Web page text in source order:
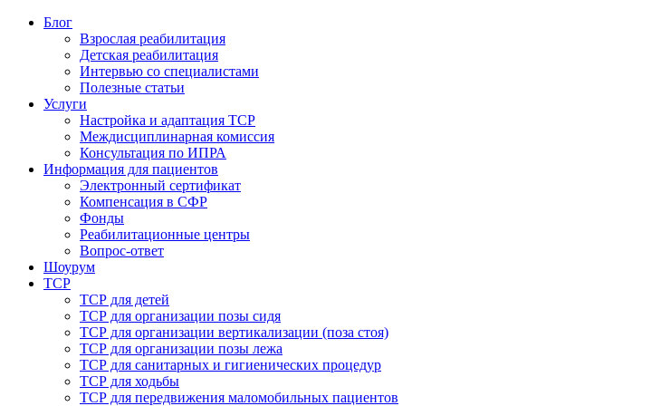
Блог
Взрослая реабилитация
Детская реабилитация
Интервью со специалистами
Полезные статьи
Услуги
Настройка и адаптация ТСР
Междисциплинарная комиссия
Консультация по ИПРА
Информация для пациентов
Электронный сертификат
Компенсация в СФР
Фонды
Реабилитационные центры
Вопрос-ответ
Шоурум
ТСР
ТСР для детей
ТСР для организации позы сидя
ТСР для организации вертикализации (поза стоя)
ТСР для организации позы лежа
ТСР для санитарных и гигиенических процедур
ТСР для ходьбы
ТСР для передвижения маломобильных пациентов